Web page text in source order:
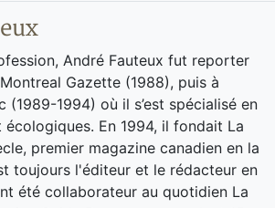
André Fauteux fut reporter
Gazette (1988), puis à
(1989-1994) où il s’est spécialisé en
écologiques. En 1994, il fondait La
premier magazine canadien en la
toujours l'éditeur et le rédacteur en
été collaborateur au quotidien La